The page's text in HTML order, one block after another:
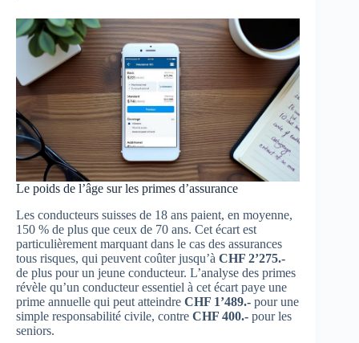
Le poids de l’âge sur les primes d’assurance
Les conducteurs suisses de 18 ans paient, en moyenne,
150 % de plus que ceux de 70 ans. Cet écart est
particulièrement marquant dans le cas des assurances
tous risques, qui peuvent coûter jusqu’à CHF 2’275.-
de plus pour un jeune conducteur. L’analyse des primes
révèle qu’un conducteur essentiel à cet écart paye une
prime annuelle qui peut atteindre CHF 1’489.- pour une
simple responsabilité civile, contre CHF 400.- pour les
seniors.